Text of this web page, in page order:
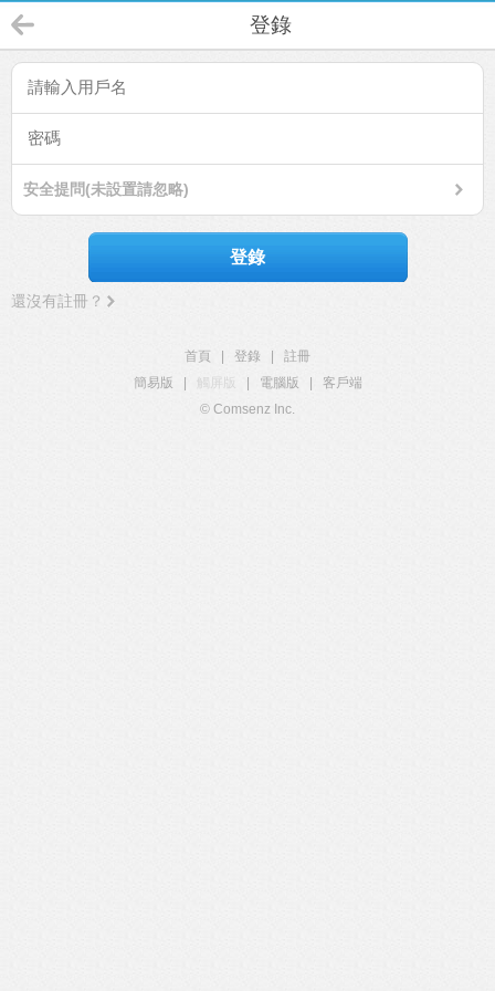
登錄
安全提問(未設置請忽略)
登錄
還沒有註冊？
首頁 登錄
註冊
簡易版
觸屏版 電腦版
客戶端
© Comsenz Inc.